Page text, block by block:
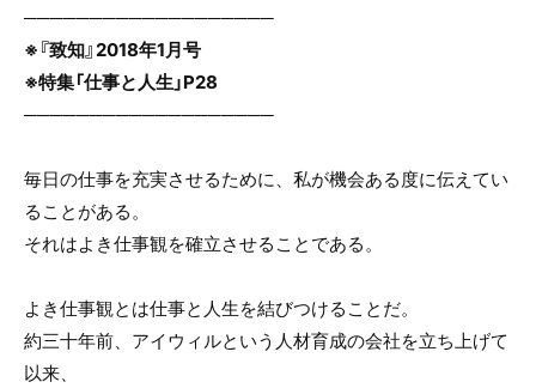
───────────────────
※『致知』2018年1月号
※特集「仕事と人生」P28
───────────────────
毎日の仕事を充実させるために、私が機会ある度に伝えてい
ることがある。
それはよき仕事観を確立させることである。
よき仕事観とは仕事と人生を結びつけることだ。
約三十年前、アイウィルという人材育成の会社を立ち上げて
以来、